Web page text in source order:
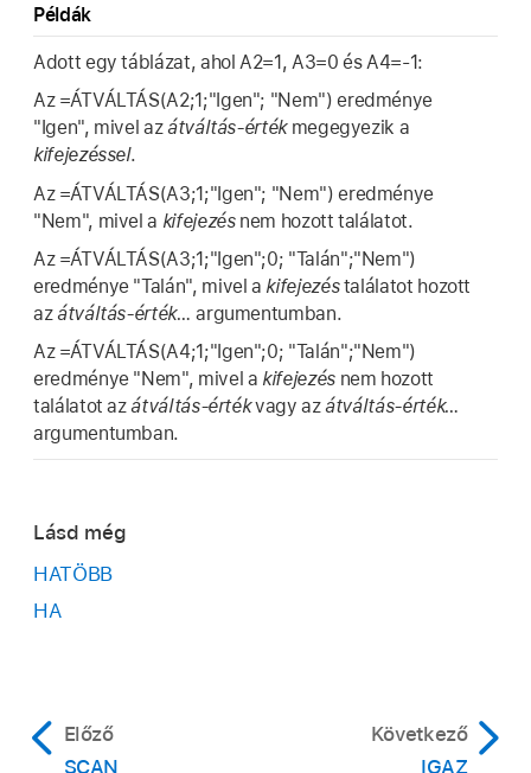
Példák
Adott egy táblázat, ahol A2=1, A3=0 és A4=-1:
Az =ÁTVÁLTÁS(A2;1;"Igen"; "Nem") eredménye
"Igen", mivel azátváltás-értékmegegyezik a
kifejezéssel.
Az =ÁTVÁLTÁS(A3;1;"Igen"; "Nem") eredménye
"Nem", mivel a kifejezésnem hozott találatot.
Az =ÁTVÁLTÁS(A3;1;"Igen";0; "Talán";"Nem")
eredménye "Talán", mivel a kifejezéstalálatot hozott
azátváltás-érték… argumentumban.
Az =ÁTVÁLTÁS(A4;1;"Igen";0; "Talán";"Nem")
eredménye "Nem", mivel a kifejezésnem hozott
találatot azátváltás-értékvagy azátváltás-érték…
argumentumban.
Lásd még
HATÖBB
HA
Előző
SCAN
Következő
IGAZ